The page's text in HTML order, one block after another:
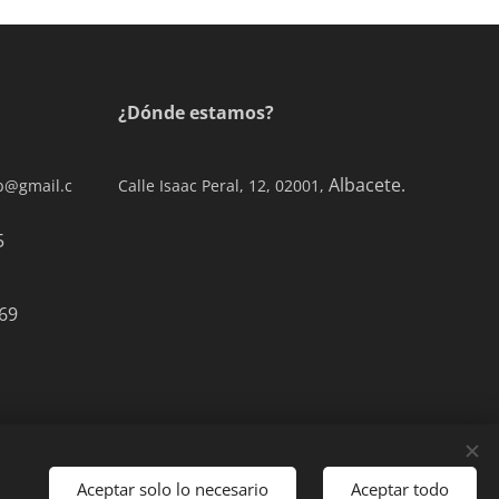
65
¿Dónde estamos?
Calle Isaac Peral, 12, 02001, Albacete.
Aceptar solo lo necesario Aceptar todo